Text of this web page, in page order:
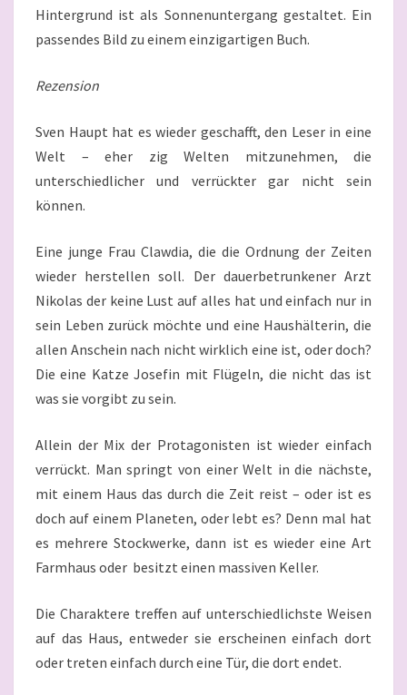
Hintergrund ist als Sonnenuntergang gestaltet. Ein
passendes Bild zu einem einzigartigen Buch.
Rezension
Sven Haupt hat es wieder geschafft, den Leser in eine
Welt – eher zig Welten mitzunehmen, die
unterschiedlicher und verrückter gar nicht sein
können.
Eine junge Frau Clawdia, die die Ordnung der Zeiten
wieder herstellen soll. Der dauerbetrunkener Arzt
Nikolas der keine Lust auf alles hat und einfach nur in
sein Leben zurück möchte und eine Haushälterin, die
allen Anschein nach nicht wirklich eine ist, oder doch?
Die eine Katze Josefin mit Flügeln, die nicht das ist
was sie vorgibt zu sein.
Allein der Mix der Protagonisten ist wieder einfach
verrückt. Man springt von einer Welt in die nächste,
mit einem Haus das durch die Zeit reist – oder ist es
doch auf einem Planeten, oder lebt es? Denn mal hat
es mehrere Stockwerke, dann ist es wieder eine Art
Farmhaus oder besitzt einen massiven Keller.
Die Charaktere treffen auf unterschiedlichste Weisen
auf das Haus, entweder sie erscheinen einfach dort
oder treten einfach durch eine Tür, die dort endet.